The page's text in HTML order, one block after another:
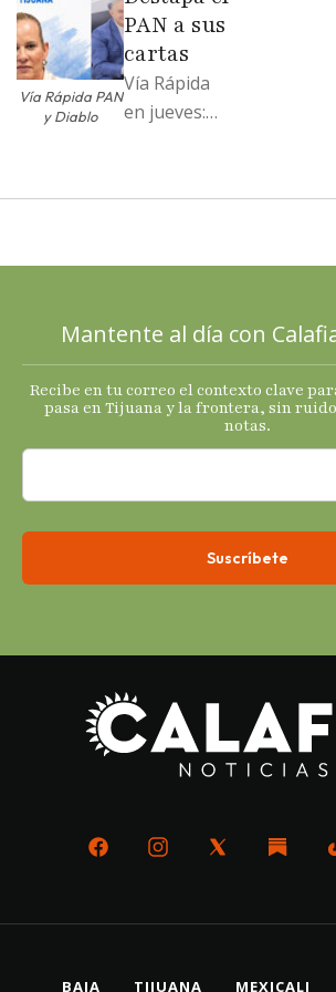
soportó; Los
…
Vía Rápida PAN
y Diablo
PAN a sus
cartas
Vía Rápida
en jueves:
cartas; El
Mantente al día con
Recibe en tu correo el contexto clave
pasa en Tijuana y la frontera, sin
notas.
BAJA TIJUANA MEXICALI